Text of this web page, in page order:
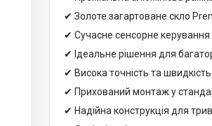
✔ Золоте загартоване скло
✔ Сучасне сенсорне керування
✔ Ідеальне рішення для
✔ Висока точність та
✔ Прихований монтаж у
✔ Надійна конструкція для